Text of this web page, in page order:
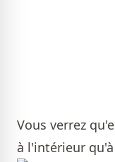
Vous verrez
à l'intérieur